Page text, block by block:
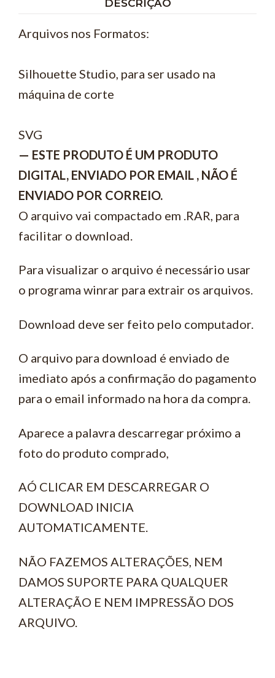
DESCRIÇÃO
Arquivos nos Formatos:
Silhouette Studio, para ser usado na
máquina de corte
SVG
— ESTE PRODUTO É UM PRODUTO
DIGITAL, ENVIADO POR EMAIL , NÃO É
ENVIADO POR CORREIO.
O arquivo vai compactado em .RAR, para
facilitar o download.
Para visualizar o arquivo é necessário usar
o programa winrar para extrair os arquivos.
Download deve ser feito pelo computador.
O arquivo para download é enviado de
imediato após a confirmação do pagamento
para o email informado na hora da compra.
Aparece a palavra descarregar próximo a
foto do produto comprado,
AÓ CLICAR EM DESCARREGAR O
DOWNLOAD INICIA
AUTOMATICAMENTE.
NÃO FAZEMOS ALTERAÇÕES, NEM
DAMOS SUPORTE PARA QUALQUER
ALTERAÇÃO E NEM IMPRESSÃO DOS
ARQUIVO.